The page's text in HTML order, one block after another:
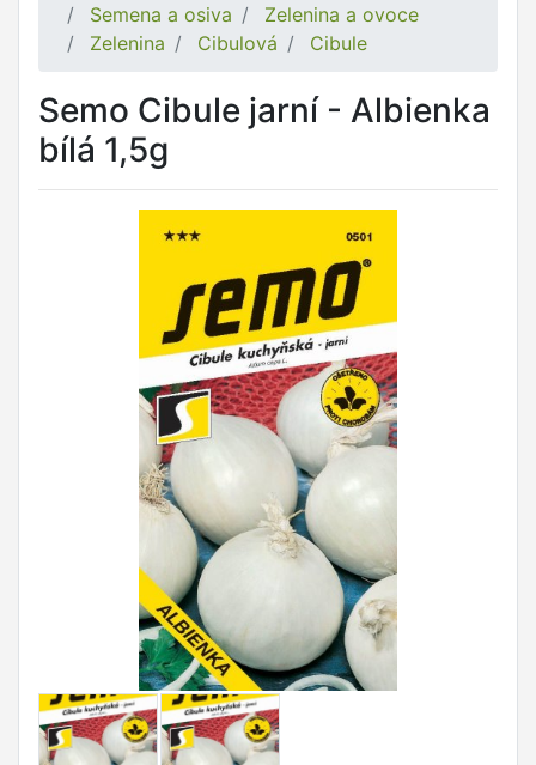
Semena a osiva
Zelenina a ovoce
Zelenina
Cibulová Cibule
Semo Cibule jarní - Albienka
bílá 1,5g